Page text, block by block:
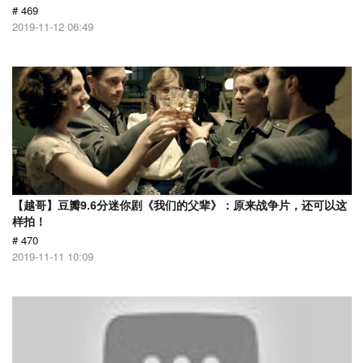
# 469
2019-11-12 06:49
【越哥】豆瓣9.6分迷你剧《我们的父辈》：原来战争片，还可以这
样拍！
# 470
2019-11-11 10:09